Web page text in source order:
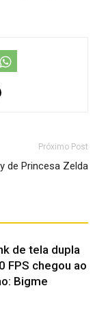
Próximo Post
de Princesa Zelda
de tela dupla
FPS chegou ao
Bigme